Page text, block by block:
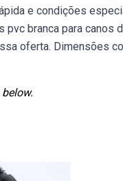
e condições
pvc branca para canos
oferta. Dimensões